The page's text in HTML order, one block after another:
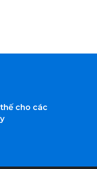
cho các